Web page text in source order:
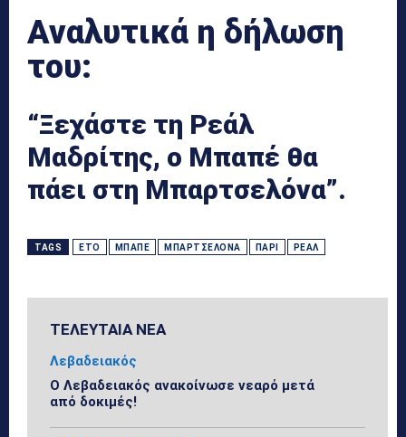
Αναλυτικά η δήλωση
του:
“Ξεχάστε τη Ρεάλ
Μαδρίτης, ο Μπαπέ θα
πάει στη Μπαρτσελόνα”.
TAGS ΕΤΌ ΜΠΑΠΈ ΜΠΑΡΤΣΕΛΌΝΑ ΠΑΡΊ ΡΕΆΛ
ΤΕΛΕΥΤΑΙΑ ΝΕΑ
Λεβαδειακός
Ο Λεβαδειακός ανακοίνωσε νεαρό μετά
από δοκιμές!